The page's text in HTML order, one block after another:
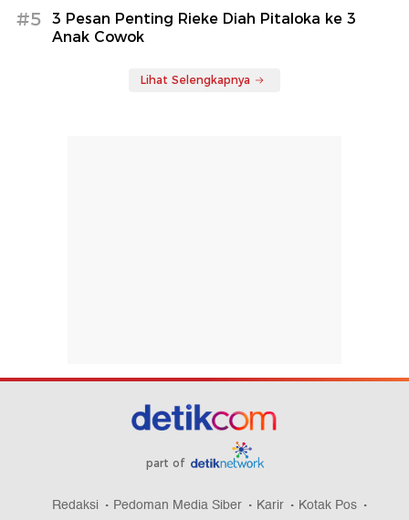
#5
3 Pesan Penting Rieke Diah Pitaloka ke 3
Anak Cowok
Lihat Selengkapnya
part of
Redaksi Pedoman Media Siber Karir
Kotak Pos